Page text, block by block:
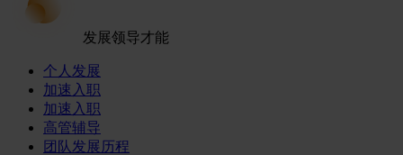
发展领导才能
个人发展
加速入职
加速入职
高管辅导
团队发展历程